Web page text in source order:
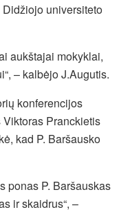
universiteto
aukštajai mokyklai,
– kalbėjo J.Augutis.
konferencijos
Viktoras Pranckietis
kad P. Baršausko
ponas P. Baršauskas
ir skaidrus“, –